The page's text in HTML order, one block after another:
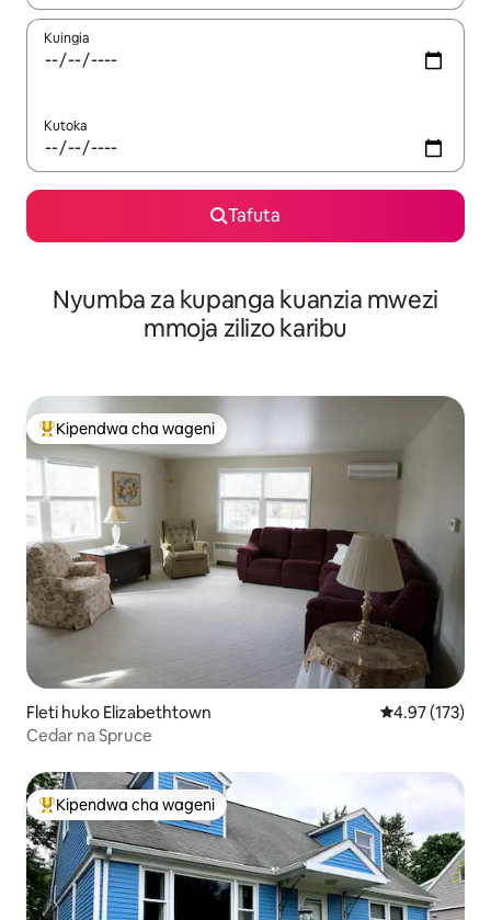
Kuingia
Kutoka
Tafuta
Nyumba za kupanga kuanzia mwezi
mmoja zilizo karibu
Kipendwa maarufu cha wageni
Kipendwa cha wageni
Fleti huko Elizabethtown Ukadiriaji wa
4.97 (173)
Cedar na Spruce
Kipendwa maarufu cha wageni
Kipendwa cha wageni